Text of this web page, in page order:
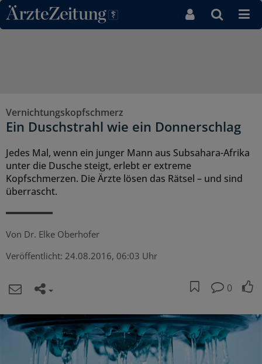
Direkt zum Inhaltsbereich
Vernichtungskopfschmerz
Ein Duschstrahl wie ein Donnerschlag
Jedes Mal, wenn ein junger Mann aus Subsahara-Afrika
unter die Dusche steigt, erlebt er extreme
Kopfschmerzen. Die Ärzte lösen das Rätsel – und sind
überrascht.
Von Dr. Elke Oberhofer
Veröffentlicht: 24.08.2016, 06:03 Uhr
0